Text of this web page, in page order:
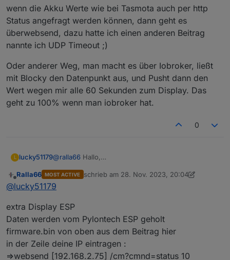
wenn die Akku Werte wie bei Tasmota auch per http
Status angefragt werden können, dann geht es
überwebsend, dazu hatte ich einen anderen Beitrag
nannte ich UDP Timeout ;)
Oder anderer Weg, man macht es über Iobroker, ließt
mit Blocky den Datenpunkt aus, und Pusht dann den
Wert wegen mir alle 60 Sekunden zum Display. Das
geht zu 100% wenn man iobroker hat.
0
L lucky51179@ralla66 Hallo,
aufgespielt damit ich meinen Poylontech Akku
auslesen kann dieses funktioniert auch nun möchte
hänge ich fest
18:10:47.803 CMD: i2cscan
18:10:47.822 RSL: RESULT = {"I2CScan":"Device(s)
18:11:43.369 CMD: DisplayModel
18:11:43.375 RSL: RESULT =
{"Command":"Unknown"}
Das ganze muss mit ins Script, weis jemand wie das
geht ?
Die Google Anleitungen haben mir bis jetzt nichts
gebracht.
Offline
Ralla66 MOST ACTIVE schrieb am 28. Nov. 2023, 20:04
zuletzt editiert von Ralla66
@lucky51179
extra Display ESP
Daten werden vom Pylontech ESP geholt
firmware.bin von oben aus dem Beitrag hier
in der Zeile deine IP eintragen :
=>websend [192.168.2.75] /cm?cmnd=status 10